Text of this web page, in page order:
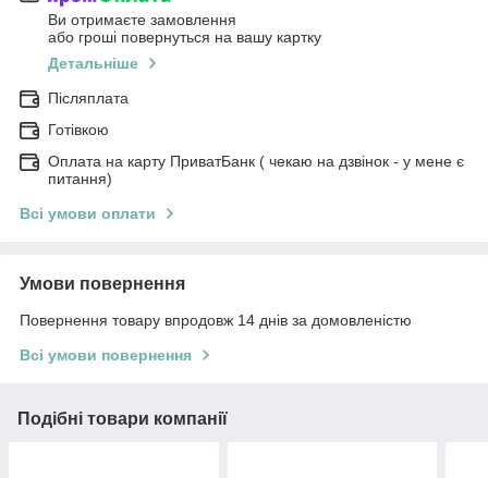
Ви отримаєте замовлення
або гроші повернуться на вашу картку
Детальніше
Післяплата
Готівкою
Оплата на карту ПриватБанк ( чекаю на дзвінок - у мене є
питання)
Всі умови оплати
Умови повернення
Повернення товару впродовж 14 днів за домовленістю
Всі умови повернення
Подібні товари компанії